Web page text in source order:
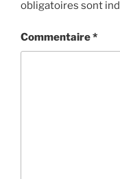
obligatoires sont
Commentaire*